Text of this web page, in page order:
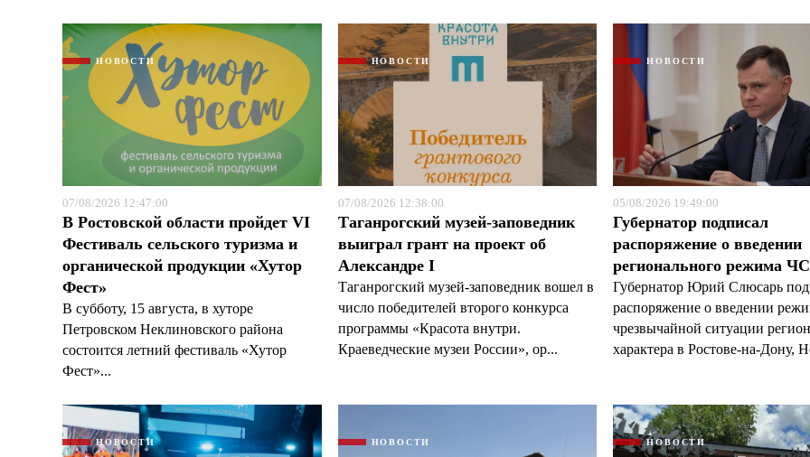
НОВОСТИ
07/08/2026 12:47:00
В Ростовской области пройдет VI
Фестиваль сельского туризма и
органической продукции «Хутор
Фест»
В субботу, 15 августа, в хуторе
Петровском Неклиновского района
состоится летний фестиваль «Хутор
Фест»...
НОВОСТИ
07/08/2026 12:38:00
Таганрогский музей-заповедник
выиграл грант на проект об
Александре I
Таганрогский музей-заповедник вошел в
число победителей второго конкурса
программы «Красота внутри.
Краеведческие музеи России», ор...
НОВОСТИ
05/08/2026 19:49:00
Губернатор подписал
распоряжение о введении
регионального режима ЧС
Губернатор Юрий Слюсарь
распоряжение о введении
чрезвычайной ситуации
характера в Ростове-на-Дону,
НОВОСТИ НОВОСТИ НОВОСТИ